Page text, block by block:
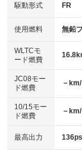
USB入力端子
：装備なし
100V電源
：装備なし
センターデフロッ
：装備なし
電動格納ミラー
：装備あり
HID(キセノンライ
：装備なし
バックカメラ
：装備あり
エアロ
：装備なし
：装備なし
パワーシート
ベンチシート
：装備なし
チップアップシ
：装備なし
駆動形式 FR
使用燃料 無鉛
WLTCモ
ード燃費
JC08モー
ド燃費
－
10/15モー
ド燃費
－
最高出力